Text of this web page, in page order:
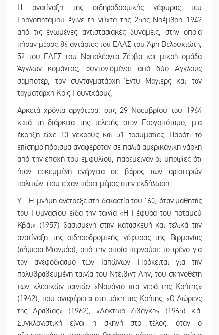
Η ανατίναξη της σιδηροδρομικής γέφυρας του
Γοργοποτάμου έγινε τη νύχτα της 25ης Νοέμβρη 1942
από τις ενωμένες αντιστασιακές δυνάμεις, στην οποία
πήραν μέρος 86 αντάρτες του ΕΛΑΣ του Άρη Βελουχιώτη,
52 του ΕΔΕΣ του Ναπολέοντα Ζέρβα και μικρή ομάδα
Άγγλων κομάντος, συντονισμένοι από δύο Άγγλους
σαμποτέρ, τον συνταγματάρχη Έντυ Μάγιερς και τον
ταγματάρχη Κρις Γουντχάουζ.
Αρκετά χρόνια αργότερα, στις 29 Νοεμβρίου του 1964
κατά τη διάρκεια της τελετής στον Γοργοπόταμο, μια
έκρηξη είχε 13 νεκρούς και 51 τραυματίες. Παρότι το
επίσημο πόρισμα αναφερόταν σε παλιά αμερικάνικη νάρκη
από την εποχή του εμφυλίου, παρέμειναν οι υποψίες ότι
ήταν εσκεμμένη ενέργεια σε βάρος των αριστερών
πολιτών, που είχαν πάρει μέρος στην εκδήλωση.
ΥΓ. Η μνήμη ανέτρεξε στη δεκαετία του ΄60, όταν μαθητής
του Γυμνασίου είδα την ταινία «Η Γέφυρα του ποταμού
Κβάι» (1957) βασισμένη στην κατασκευή και τελικά την
ανατίναξη της σιδηροδρομικής γέφυρας της Βιρμανίας
(σήμερα Μιανμάρ), από την οποία περνούσε το τρένο για
τον ανεφοδιασμό των Ιαπώνων. Πρόκειται για την
πολυβραβευμένη ταινία του Ντέιβιντ Λην, του σκηνοθέτη
των κλασικών ταινιών «Ναυάγιο στα νερά της Κρήτης»
(1942), που αναφέρεται στη μάχη της Κρήτης, «Ο Λώρενς
της Αραβίας» (1962), «Δόκτωρ Ζιβάγκο» (1965) κ.ά.
Συγκλονιστική είναι η σκηνή στο τέλος, όταν ο